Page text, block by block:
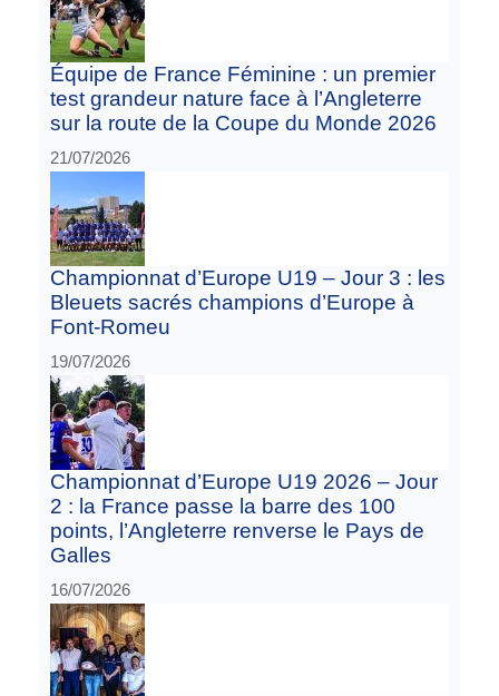
Équipe de France Féminine : un premier
test grandeur nature face à l’Angleterre
sur la route de la Coupe du Monde 2026
21/07/2026
Championnat d’Europe U19 – Jour 3 : les
Bleuets sacrés champions d’Europe à
Font-Romeu
19/07/2026
Championnat d’Europe U19 2026 – Jour
2 : la France passe la barre des 100
points, l’Angleterre renverse le Pays de
Galles
16/07/2026